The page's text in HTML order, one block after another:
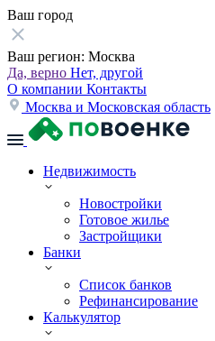
Ваш город
Ваш регион: Москва
Да, верно Нет, другой
О компании Контакты
Москва и Московская область
Недвижимость
Новостройки
Готовое жилье
Застройщики
Банки
Список банков
Рефинансирование
Калькулятор